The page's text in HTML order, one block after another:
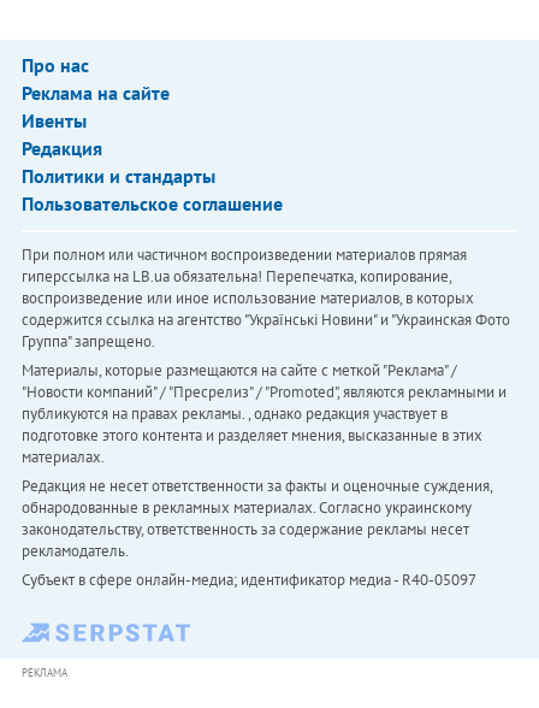
Про нас
Реклама на сайте
Ивенты
Редакция
Политики и стандарты
Пользовательское соглашение
При полном или частичном воспроизведении материалов прямая
гиперссылка на LB.ua обязательна! Перепечатка, копирование,
воспроизведение или иное использование материалов, в которых
содержится ссылка на агентство "Українськi Новини" и "Украинская Фото
Группа" запрещено.
Материалы, которые размещаются на сайте с меткой "Реклама" /
"Новости компаний" / "Пресрелиз" / "Promoted", являются рекламными и
публикуются на правах рекламы. , однако редакция участвует в
подготовке этого контента и разделяет мнения, высказанные в этих
материалах.
Редакция не несет ответственности за факты и оценочные суждения,
обнародованные в рекламных материалах. Согласно украинскому
законодательству, ответственность за содержание рекламы несет
рекламодатель.
Субъект в сфере онлайн-медиа; идентификатор медиа - R40-05097
РЕКЛАМА